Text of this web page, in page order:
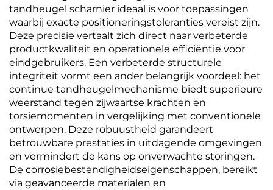
tandheugel scharnier ideaal is voor toepassingen
waarbij exacte positioneringstoleranties vereist zijn.
Deze precisie vertaalt zich direct naar verbeterde
productkwaliteit en operationele efficiëntie voor
eindgebruikers. Een verbeterde structurele
integriteit vormt een ander belangrijk voordeel: het
continue tandheugelmechanisme biedt superieure
weerstand tegen zijwaartse krachten en
torsiemomenten in vergelijking met conventionele
ontwerpen. Deze robuustheid garandeert
betrouwbare prestaties in uitdagende omgevingen
en vermindert de kans op onverwachte storingen.
De corrosiebestendigheidseigenschappen, bereikt
via geavanceerde materialen en